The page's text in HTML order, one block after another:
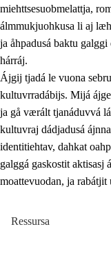
miehttsesuobmelattja,
álmmukjuohkusa li aj
ja åhpadusá baktu
hárráj.
Ájgij tjadá le vuona
kultuvrradábijs. Mijá
ja gå værált tjanáduvvá
kultuvraj dádjadusá
identitiehtav, dahkat
galggá gaskostit aktisasj
moattevuodan, ja
Ressursa